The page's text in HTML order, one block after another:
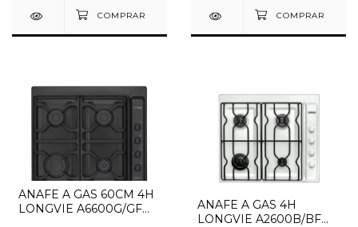
ANAFE A GAS 60CM 4H
LONGVIE A6600G/GF
ANAFE A GAS 4H
LONGVIE A2600B/BF